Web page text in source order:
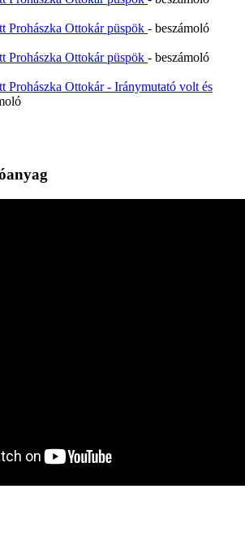
Prohászka Ottokár püspök - beszámoló
Prohászka Ottokár püspök - beszámoló
Prohászka Ottokár - Iránymutató volt és